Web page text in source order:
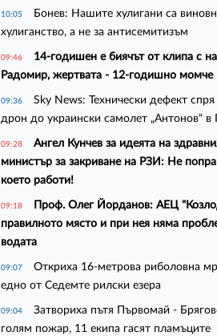
10:05
Бонев: Нашите хулигани са
хулиганство, а не за антисемитизъм
09:46
14-годишен е биячът от клипа с
Радомир, жертвата - 12-годишно момче
09:36
Sky News: Технически дефект спря
дрон до украински самолет „Антонов“ в
09:28
Ангел Кунчев за идеята на
министър за закриване на РЗИ: Не
което работи!
09:18
Проф. Олег Йорданов: АЕЦ
правилното място и при нея няма
водата
09:07
Откриха 16-метрова риболовна
едно от Седемте рилски езера
09:04
Затвориха пътя Първомай -
голям пожар, 11 екипа гасят пламъците